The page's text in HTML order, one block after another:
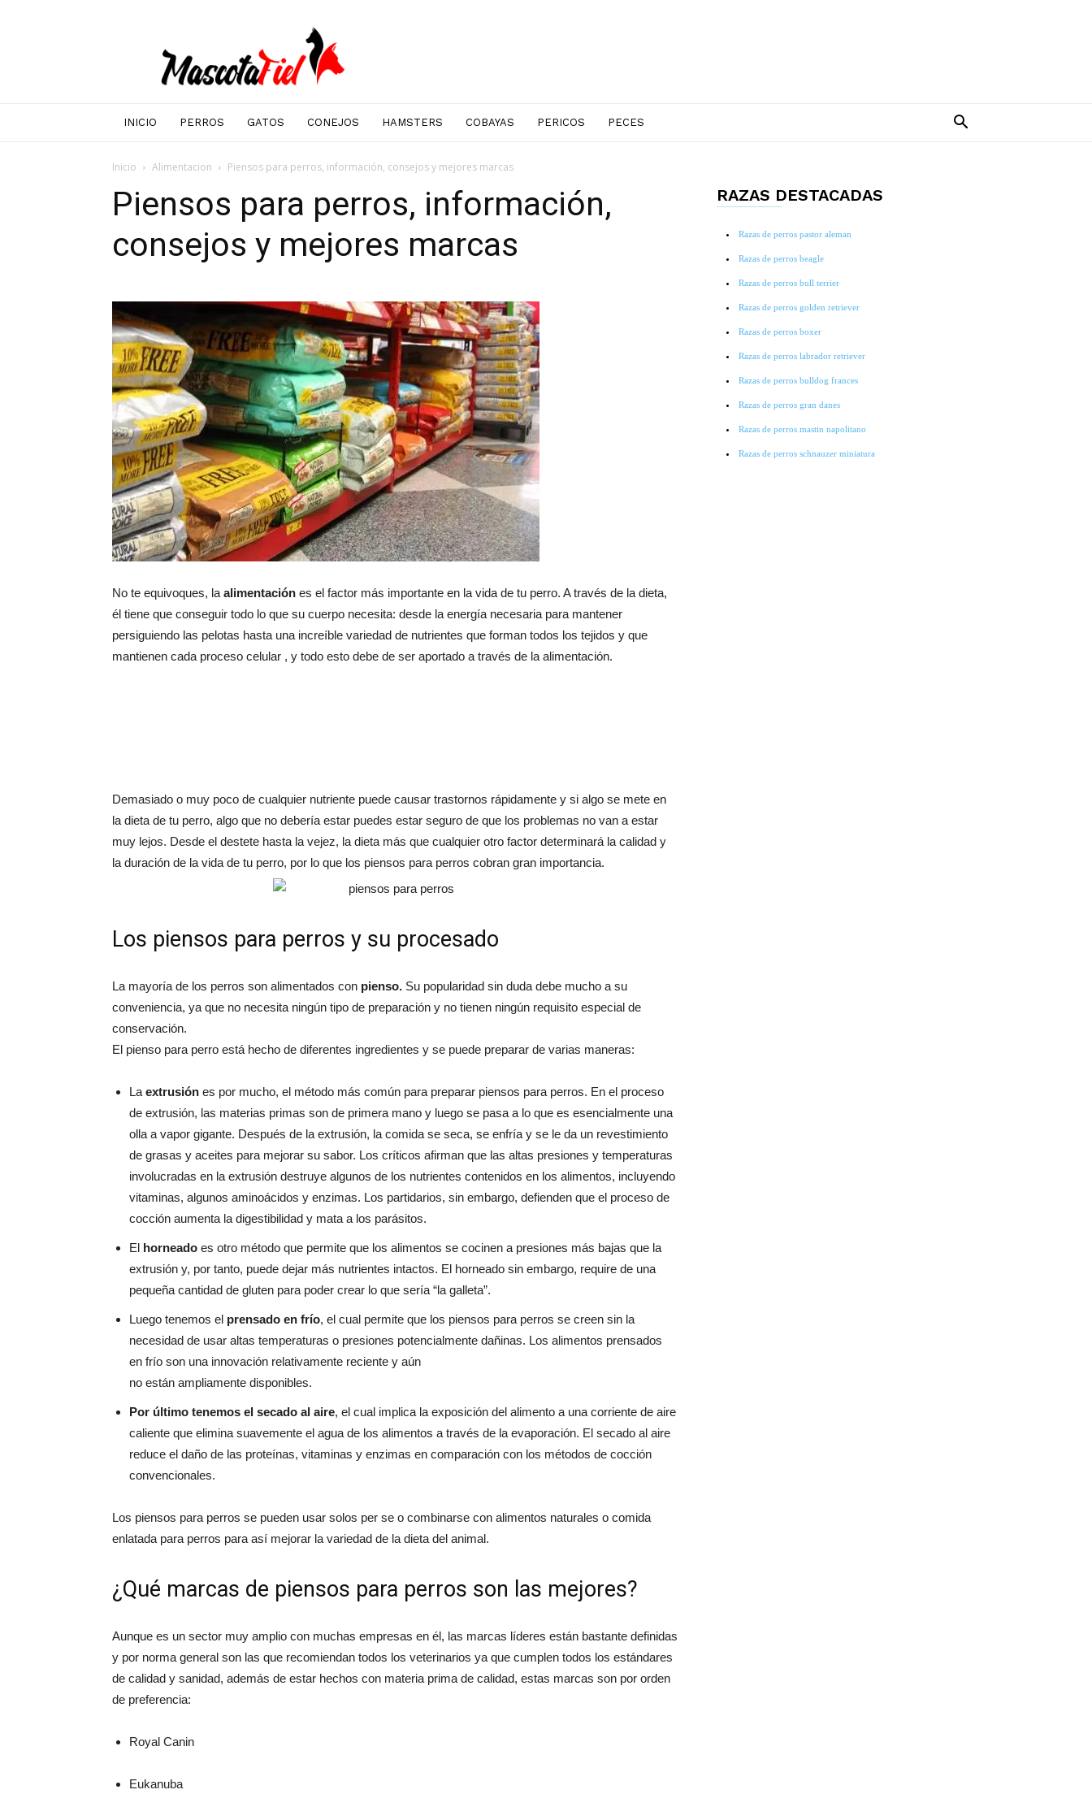
Mascotafiel
INICIO PERROS GATOS CONEJOS HAMSTERS COBAYAS PERICOS PECES
Inicio Alimentacion Piensos para perros, información, consejos y mejores marcas
Piensos para perros, información,
consejos y mejores marcas
No te equivoques, la alimentación es el factor más importante en la vida de tu perro. A través de la dieta,
él tiene que conseguir todo lo que su cuerpo necesita: desde la energía necesaria para mantener
persiguiendo las pelotas hasta una increíble variedad de nutrientes que forman todos los tejidos y que
mantienen cada proceso celular , y todo esto debe de ser aportado a través de la alimentación.
Demasiado o muy poco de cualquier nutriente puede causar trastornos rápidamente y si algo se mete en
la dieta de tu perro, algo que no debería estar puedes estar seguro de que los problemas no van a estar
muy lejos. Desde el destete hasta la vejez, la dieta más que cualquier otro factor determinará la calidad y
la duración de la vida de tu perro, por lo que los piensos para perros cobran gran importancia.
Los piensos para perros y su procesado
La mayoría de los perros son alimentados con pienso. Su popularidad sin duda debe mucho a su
conveniencia, ya que no necesita ningún tipo de preparación y no tienen ningún requisito especial de
conservación.
El pienso para perro está hecho de diferentes ingredientes y se puede preparar de varias maneras:
La extrusión es por mucho, el método más común para preparar piensos para perros. En el proceso
de extrusión, las materias primas son de primera mano y luego se pasa a lo que es esencialmente una
olla a vapor gigante. Después de la extrusión, la comida se seca, se enfría y se le da un revestimiento
de grasas y aceites para mejorar su sabor. Los críticos afirman que las altas presiones y temperaturas
involucradas en la extrusión destruye algunos de los nutrientes contenidos en los alimentos, incluyendo
vitaminas, algunos aminoácidos y enzimas. Los partidarios, sin embargo, defienden que el proceso de
cocción aumenta la digestibilidad y mata a los parásitos.
El horneado es otro método que permite que los alimentos se cocinen a presiones más bajas que la
extrusión y, por tanto, puede dejar más nutrientes intactos. El horneado sin embargo, require de una
pequeña cantidad de gluten para poder crear lo que sería “la galleta”.
Luego tenemos el prensado en frío, el cual permite que los piensos para perros se creen sin la
necesidad de usar altas temperaturas o presiones potencialmente dañinas. Los alimentos prensados
en frío son una innovación relativamente reciente y aún
no están ampliamente disponibles.
Por último tenemos el secado al aire, el cual implica la exposición del alimento a una corriente de aire
caliente que elimina suavemente el agua de los alimentos a través de la evaporación. El secado al aire
reduce el daño de las proteínas, vitaminas y enzimas en comparación con los métodos de cocción
convencionales.
Los piensos para perros se pueden usar solos per se o combinarse con alimentos naturales o comida
enlatada para perros para así mejorar la variedad de la dieta del animal.
¿Qué marcas de piensos para perros son las mejores?
Aunque es un sector muy amplio con muchas empresas en él, las marcas líderes están bastante definidas
y por norma general son las que recomiendan todos los veterinarios ya que cumplen todos los estándares
de calidad y sanidad, además de estar hechos con materia prima de calidad, estas marcas son por orden
de preferencia:
Royal Canin
Eukanuba
RAZAS DESTACADAS
Razas de perros pastor aleman
Razas de perros beagle
Razas de perros bull terrier
Razas de perros golden retriever
Razas de perros boxer
Razas de perros labrador retriever
Razas de perros bulldog frances
Razas de perros gran danes
Razas de perros mastin napolitano
Razas de perros schnauzer miniatura